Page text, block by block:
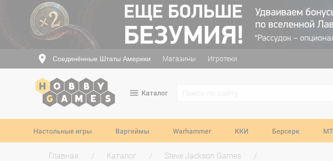
Соединённые Штаты Америки Магазины Игротеки
Каталог
Настольные игры Варгеймы Warhammer ККИ Берсерк
Главная Каталог Steve Jackson Games